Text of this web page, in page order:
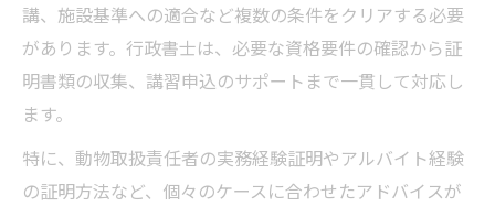
講、施設基準への適合など複数の条件をクリアする必要
があります。行政書士は、必要な資格要件の確認から証
明書類の収集、講習申込のサポートまで一貫して対応し
ます。
特に、動物取扱責任者の実務経験証明やアルバイト経験
の証明方法など、個々のケースに合わせたアドバイスが